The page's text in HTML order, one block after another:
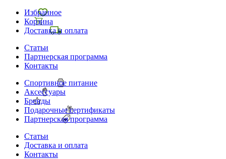
Избранное
Корзина
Доставка и оплата
Статьи
Партнерская программа
Контакты
Спортивное питание
Аксессуары
Бренды
Подарочные сертификаты
Партнерская программа
Статьи
Доставка и оплата
Контакты